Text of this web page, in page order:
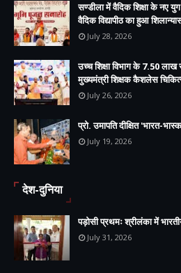
सण्डीला में वैदिक शिक्षा के नए युग
वैदिक विद्यापीठ का हुआ
July 28, 2026
उच्च शिक्षा विभाग के 7.50
मुख्यमंत्री शिक्षक कैशलेस
July 26, 2026
प्रो. उमापति दीक्षित 'भारत-
July 19, 2026
देश-दुनिया
पड़ोसी प्रथमः श्रीलंका में
July 31, 2026